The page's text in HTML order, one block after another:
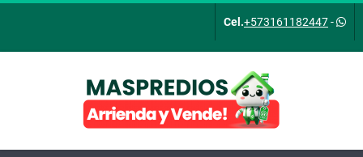
Cel.+573161182447-